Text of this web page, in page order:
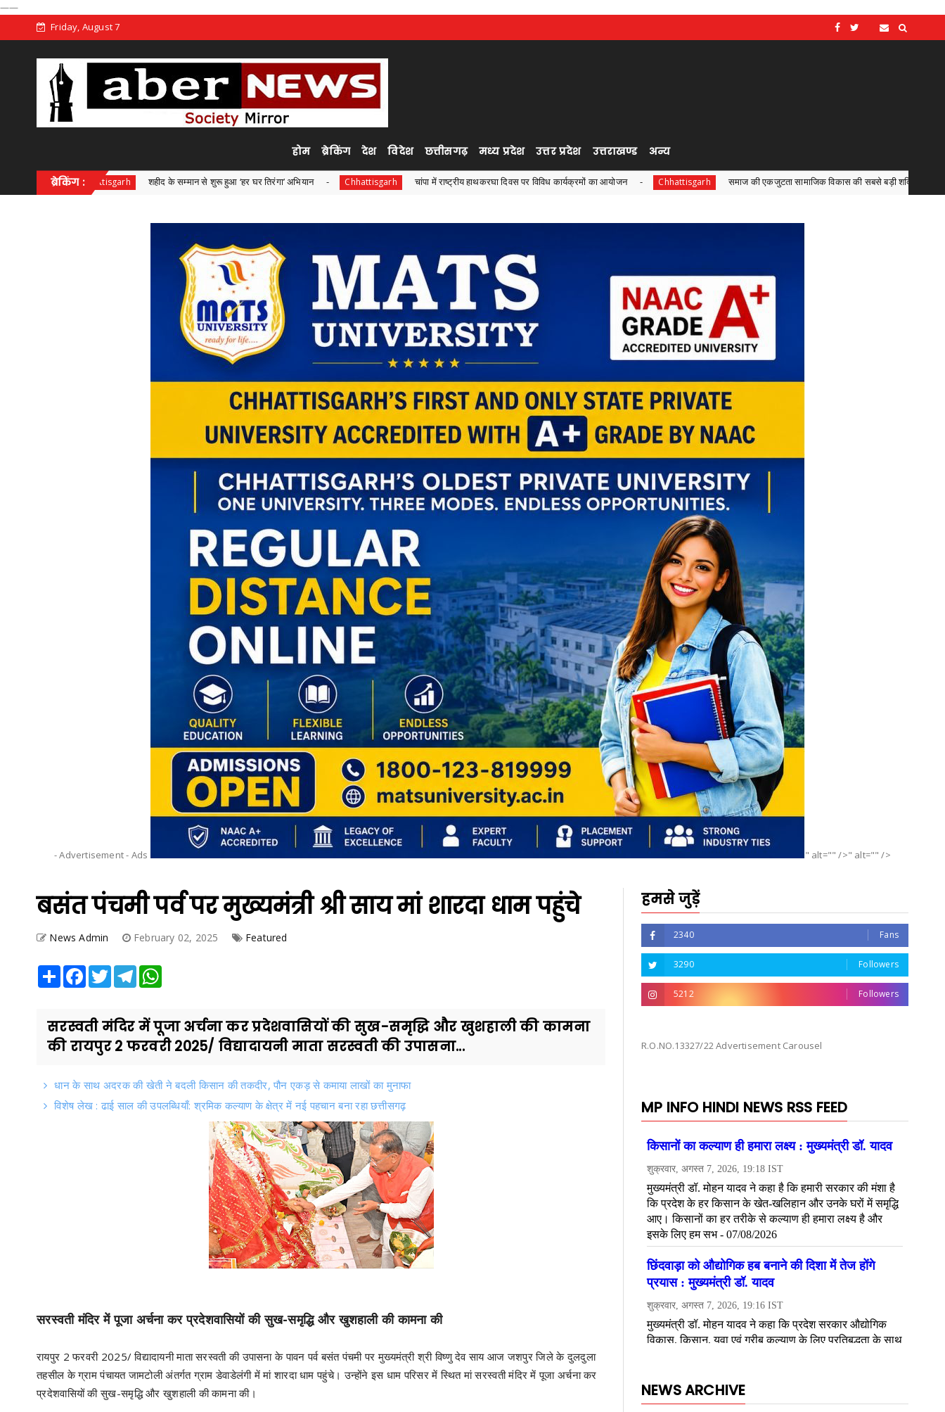
——
Friday, August 7
होम ब्रेकिंग देश विदेश छत्तीसगढ़ मध्य प्रदेश उत्तर प्रदेश उत्तराखण्ड अन्य
ब्रेकिंग :
Chhattisgarh शहीद के सम्मान से शुरू हुआ ‘हर घर तिरंगा’ अभियान Chhattisgarh चांपा में राष्ट्रीय हाथकरघा दिवस पर विविध कार्यक्रमों का आयोजन Chhattisgarh समाज की एकजुटता सामाजिक विकास की सबसे बड़ी शक्तिरू श्री राजेश अग्रवाल
- Advertisement - Ads " alt="" />" alt="" />
बसंत पंचमी पर्व पर मुख्यमंत्री श्री साय मां शारदा धाम पहुंचे
News Admin February 02, 2025 Featured
Share Facebook
TwitterTelegram
सरस्वती मंदिर में पूजा अर्चना कर प्रदेशवासियों की सुख-समृद्धि और खुशहाली की कामना
की रायपुर 2 फरवरी 2025/ विद्यादायनी माता सरस्वती की उपासना...
धान के साथ अदरक की खेती ने बदली किसान की तकदीर, पौन एकड़ से कमाया लाखों का मुनाफा
विशेष लेख : ढाई साल की उपलब्धियाँ: श्रमिक कल्याण के क्षेत्र में नई पहचान बना रहा छत्तीसगढ़
सरस्वती मंदिर में पूजा अर्चना कर प्रदेशवासियों की सुख-समृद्धि और खुशहाली की कामना की
रायपुर 2 फरवरी 2025/ विद्यादायनी माता सरस्वती की उपासना के पावन पर्व बसंत पंचमी पर मुख्यमंत्री श्री विष्णु देव साय आज जशपुर जिले के दुलदुला
तहसील के ग्राम पंचायत जामटोली अंतर्गत ग्राम डेवाडेलंगी में मां शारदा धाम पहुंचे। उन्होंने इस धाम परिसर में स्थित मां सरस्वती मंदिर में पूजा अर्चना कर
प्रदेशवासियों की सुख-समृद्धि और खुशहाली की कामना की।
हमसे जुड़ें
2340 Fans
3290 Followers
5212 Followers
R.O.NO.13327/22 Advertisement Carousel
MP INFO HINDI NEWS RSS FEED
NEWS ARCHIVE